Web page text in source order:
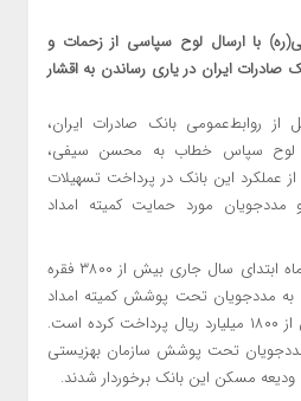
با ارسال لوح سپاسی از زحمات و
صادرات ایران در یاری رساندن به اقشار
از روابط‌عمومی بانک صادرات ایران،
لوح سپاس خطاب به محسن سیفی،
عملکرد این بانک در پرداخت تسهیلات
مددجویان مورد حمایت کمیته امداد
بانک صادرات ایران در هشت ماه ابتدای سال جاری بیش از ۳۸۰۰ فقره
مددجویان تحت پوشش کمیته امداد
امام خمینی (ره) به ارزش بیش از ۱۸۰۰ میلیارد ریال پرداخت کرده است.
از ۱۴۰۰ نفر از مددجویان تحت پوشش سازمان بهزیستی
مسکن این بانک برخوردار شدند.